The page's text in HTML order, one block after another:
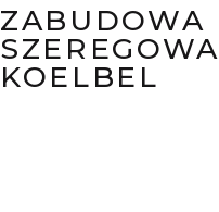
ZABUDOWA
SZEREGOWA
KOELBEL